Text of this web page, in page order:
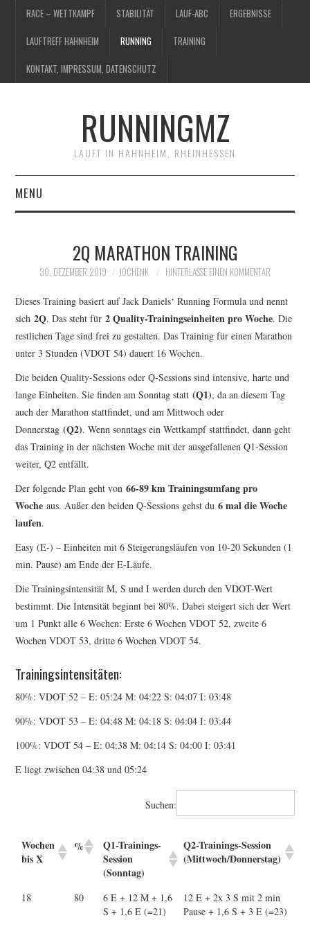
RACE – WETTKAMPF STABILITÄT LAUF-ABC ERGEBNISSE
LAUFTREFF HAHNHEIM RUNNING TRAINING
KONTAKT, IMPRESSUM, DATENSCHUTZ
RUNNINGMZ
LÄUFT IN HAHNHEIM, RHEINHESSEN
MENU
STABILITÄT
LAUF-ABC
ERGEBNISSE
RUNNING
TRAINING
KONTAKT, IMPRESSUM,
DATENSCHUTZ
2Q MARATHON TRAINING
30. DEZEMBER 2019 JOCHENK HINTERLASSE EINEN KOMMENTAR
Dieses Training basiert auf Jack Daniels‘ Running Formula und nennt
sich2Q. Das steht für2 Quality-Trainingseinheiten pro Woche. Die
restlichen Tage sind frei zu gestalten. Das Training für einen Marathon
unter 3 Stunden (VDOT 54) dauert 16 Wochen.
Die beiden Quality-Sessions oder Q-Sessions sind intensive, harte und
lange Einheiten. Sie finden am Sonntag statt (Q1), da an diesem Tag
auch der Marathon stattfindet, und am Mittwoch oder
Donnerstag(Q2). Wenn sonntags ein Wettkampf stattfindet, dann geht
das Training in der nächsten Woche mit der ausgefallenen Q1-Session
weiter, Q2 entfällt.
Der folgende Plan geht von66-89 km Trainingsumfang pro
Wocheaus. Außer den beiden Q-Sessions gehst du6 mal die Woche
laufen.
Easy (E-) – Einheiten mit 6 Steigerungsläufen von 10-20 Sekunden (1
min. Pause) am Ende der E-Läufe.
Die Trainingsintensität M, S und I werden durch den VDOT-Wert
bestimmt. Die Intensität beginnt bei 80%. Dabei steigert sich der Wert
um 1 Punkt alle 6 Wochen: Erste 6 Wochen VDOT 52, zweite 6
Wochen VDOT 53, dritte 6 Wochen VDOT 54.
Trainingsintensitäten:
80%: VDOT 52 – E: 05:24 M: 04:22 S: 04:07 I: 03:48
90%: VDOT 53 – E: 04:48 M: 04:18 S: 04:04 I: 03:44
100%: VDOT 54 – E: 04:38 M: 04:14 S: 04:00 I: 03:41
E liegt zwischen 04:38 und 05:24
Suchen:
Wochen
bis X
%
Q1-Trainings-
Session
(Sonntag)
Q2-Trainings-Session
(Mittwoch/Donnerstag)
18 80
6 E + 12 M + 1,6
S + 1,6 E (=21)
12 E + 2x 3 S mit 2 min
Pause + 1,6 S + 3 E (=23)